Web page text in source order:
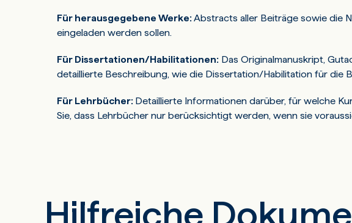
Für herausgegebene Werke:Abstracts aller Beiträge sowie die
eingeladen werden sollen.
Für Dissertationen/Habilitationen: Das Originalmanuskript,
detaillierte Beschreibung, wie die Dissertation/Habilitation für
Für Lehrbücher: Detaillierte Informationen darüber, für welche
Sie, dass Lehrbücher nur berücksichtigt werden, wenn sie
Hilfreiche